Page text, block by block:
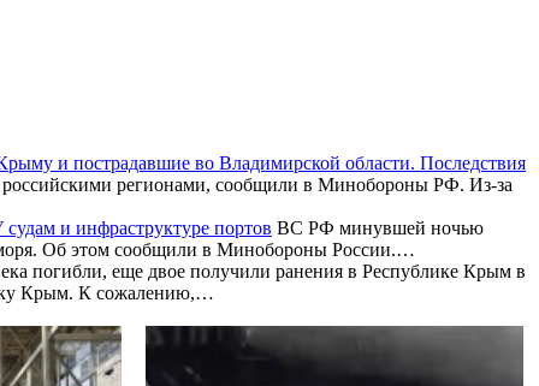
и пострадавшие во Владимирской области. Последствия
регионами, сообщили в Минобороны РФ. Из-за
и инфраструктуре портов ВС РФ минувшей ночью
моря. Об этом сообщили в Минобороны России.…
погибли, еще двое получили ранения в Республике Крым в
Крым. К сожалению,…